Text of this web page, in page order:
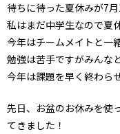
待ちに待った夏休みが7
私はまだ中学生なので夏
今年はチームメイトと一
勉強は苦手ですがみんな
今年は課題を早く終わら
先日、お盆のお休みを使
てきました！